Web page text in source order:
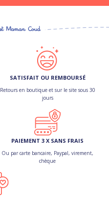
SATISFAIT OU REMBOURSÉ
Retours en boutique et sur le site sous 30
jours
PAIEMENT 3 X SANS FRAIS
Ou par carte bancaire, Paypal, virement,
chèque